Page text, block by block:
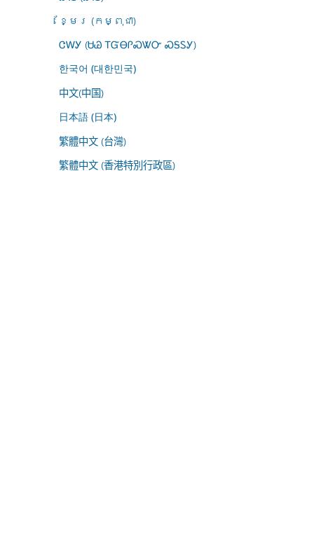
ខ្មែរ (កម្ពុជា)
ᏣᎳᎩ (ᏌᏊ ᎢᏳᎾᎵᏍᏔᏅ ᏍᎦᏚᎩ)
한국어 (대한민국)
中文(中国)
日本語 (日本)
繁體中文 (台灣)
繁體中文 (香港特別行政區)